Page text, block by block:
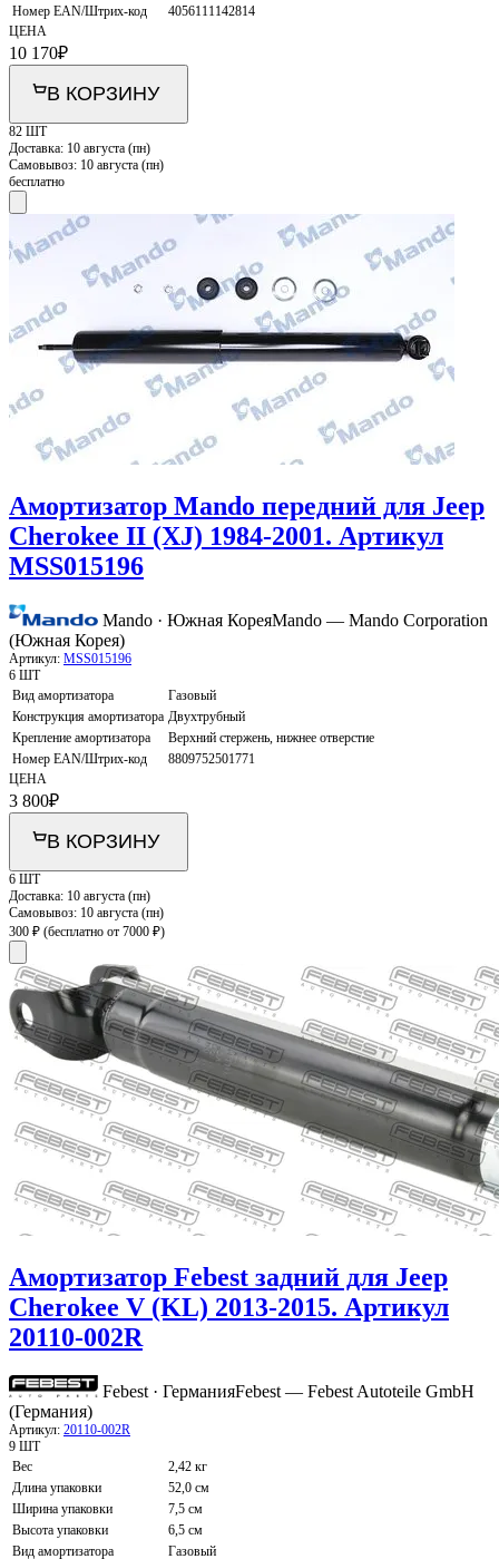
Номер EAN/Штрих-код
4056111142814
ЦЕНА
10 170₽
В КОРЗИНУ
82 ШТ
Доставка: 10 августа (пн)
Самовывоз: 10 августа (пн)
бесплатно
Амортизатор Mando передний для Jeep
Cherokee II (XJ) 1984-2001. Артикул
MSS015196
Mando · Южная КореяMando — Mando Corporation
(Южная Корея)
Артикул: MSS015196
6 ШТ
Вид амортизатора
Газовый
Конструкция амортизатора Двухтрубный
Крепление амортизатора
Верхний стержень, нижнее отверстие
Номер EAN/Штрих-код
8809752501771
ЦЕНА
3 800₽
В КОРЗИНУ
6 ШТ
Доставка: 10 августа (пн)
Самовывоз: 10 августа (пн)
300 ₽ (бесплатно от 7000 ₽)
Амортизатор Febest задний для Jeep
Cherokee V (KL) 2013-2015. Артикул
20110-002R
Febest · ГерманияFebest — Febest Autoteile GmbH
(Германия)
Артикул: 20110-002R
9 ШТ
Вес
2,42 кг
Длина упаковки
52,0 см
Ширина упаковки
7,5 см
Высота упаковки
6,5 см
Вид амортизатора
Газовый